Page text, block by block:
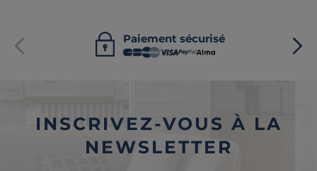
Paiement sécurisé
INSCRIVEZ-VOUS À LA
NEWSLETTER